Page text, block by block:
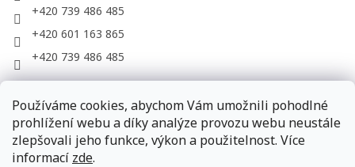
Používáme cookies, abychom Vám umožnili pohodlné
prohlížení webu a díky analýze provozu webu neustále
zlepšovali jeho funkce, výkon a použitelnost. Více
informací zde.
+420 739 486 485
+420 601 163 865
+420 739 486 485
LUMATEC, s.r.o. - web společnosti